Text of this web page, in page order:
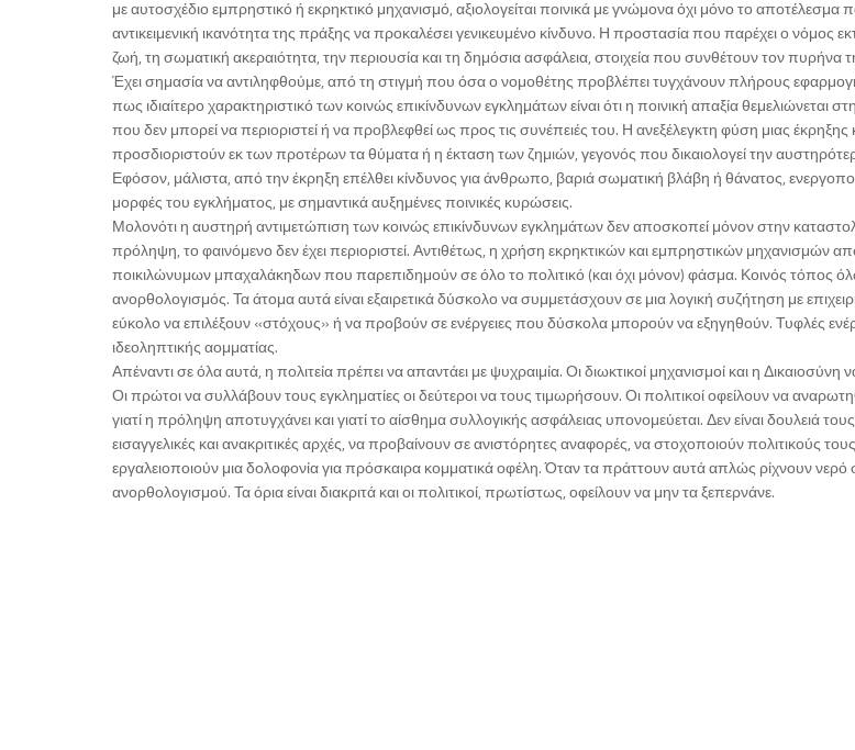
με αυτοσχέδιο εμπρηστικό ή εκρηκτικό μηχανισμό, αξιολογείται ποινικά με γνώμονα όχι μόνο το
αντικειμενική ικανότητα της πράξης να προκαλέσει γενικευμένο κίνδυνο. Η προστασία που παρέχει ο νόμος
ζωή, τη σωματική ακεραιότητα, την περιουσία και τη δημόσια ασφάλεια, στοιχεία που συνθέτουν τον πυρήνα
Έχει σημασία να αντιληφθούμε, από τη στιγμή που όσα ο νομοθέτης προβλέπει τυγχάνουν πλήρους
πως ιδιαίτερο χαρακτηριστικό των κοινώς επικίνδυνων εγκλημάτων είναι ότι η ποινική απαξία θεμελιώνεται
που δεν μπορεί να περιοριστεί ή να προβλεφθεί ως προς τις συνέπειές του. Η ανεξέλεγκτη φύση μιας
προσδιοριστούν εκ των προτέρων τα θύματα ή η έκταση των ζημιών, γεγονός που δικαιολογεί την
Εφόσον, μάλιστα, από την έκρηξη επέλθει κίνδυνος για άνθρωπο, βαριά σωματική βλάβη ή θάνατος,
μορφές του εγκλήματος, με σημαντικά αυξημένες ποινικές κυρώσεις.
Μολονότι η αυστηρή αντιμετώπιση των κοινώς επικίνδυνων εγκλημάτων δεν αποσκοπεί μόνον στην
πρόληψη, το φαινόμενο δεν έχει περιοριστεί. Αντιθέτως, η χρήση εκρηκτικών και εμπρηστικών μηχανισμών
ποικιλώνυμων μπαχαλάκηδων που παρεπιδημούν σε όλο το πολιτικό (και όχι μόνον) φάσμα. Κοινός τόπος
ανορθολογισμός. Τα άτομα αυτά είναι εξαιρετικά δύσκολο να συμμετάσχουν σε μια λογική συζήτηση με
εύκολο να επιλέξουν «στόχους» ή να προβούν σε ενέργειες που δύσκολα μπορούν να εξηγηθούν. Τυφλές
ιδεοληπτικής αομματίας.
Απέναντι σε όλα αυτά, η πολιτεία πρέπει να απαντάει με ψυχραιμία. Οι διωκτικοί μηχανισμοί και η Δικαιοσύνη
Οι πρώτοι να συλλάβουν τους εγκληματίες οι δεύτεροι να τους τιμωρήσουν. Οι πολιτικοί οφείλουν να
γιατί η πρόληψη αποτυγχάνει και γιατί το αίσθημα συλλογικής ασφάλειας υπονομεύεται. Δεν είναι δουλειά
εισαγγελικές και ανακριτικές αρχές, να προβαίνουν σε ανιστόρητες αναφορές, να στοχοποιούν πολιτικούς
εργαλειοποιούν μια δολοφονία για πρόσκαιρα κομματικά οφέλη. Όταν τα πράττουν αυτά απλώς ρίχνουν νερό
ανορθολογισμού. Τα όρια είναι διακριτά και οι πολιτικοί, πρωτίστως, οφείλουν να μην τα ξεπερνάνε.